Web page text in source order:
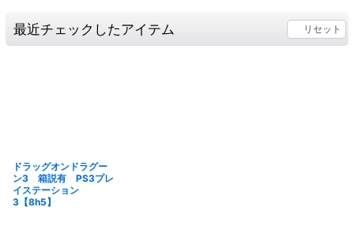
最近チェックしたアイテム リセット
ドラッグオンドラグー
ン3 箱説有 PS3プレ
イステーション
3【8h5】